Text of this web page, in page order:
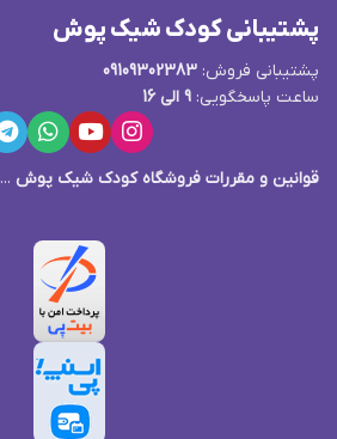
پشتیبانی کودک شیک پوش
پشتیبانی فروش: 09109302383
ساعت پاسخگویی: 9 الی 16
قوانین و مقررات فروشگاه کودک شیک پوش ...